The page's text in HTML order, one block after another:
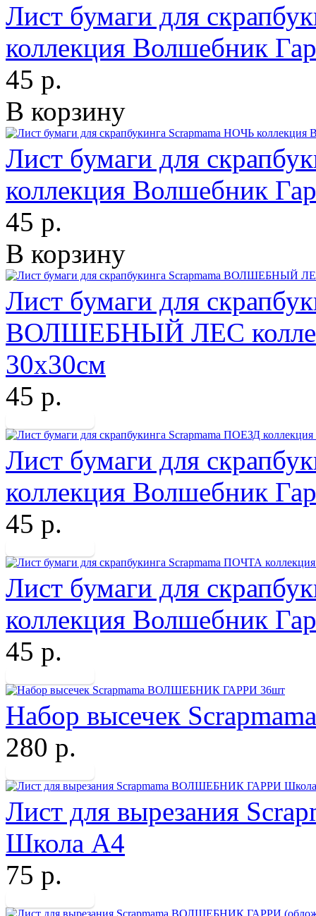
Лист бумаги для
коллекция Волшебник
45 р.
В корзину
Лист бумаги для
коллекция Волшебник
45 р.
В корзину
Лист бумаги для
ВОЛШЕБНЫЙ ЛЕС
30х30см
45 р.
Лист бумаги для
коллекция Волшебник
45 р.
Лист бумаги для
коллекция Волшебник
45 р.
Набор высечек
280 р.
Лист для вырезания
Школа А4
75 р.